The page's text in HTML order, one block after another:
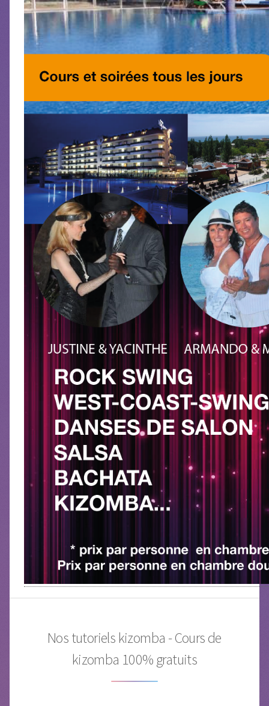
Nos tutoriels kizomba - Cours de
kizomba 100% gratuits